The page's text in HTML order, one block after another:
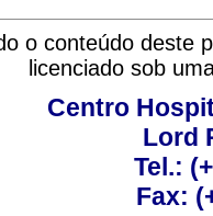
o conteúdo deste
licenciado sob
Centro
Lord
Tel.:
Fax: